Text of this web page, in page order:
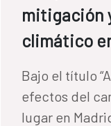
mitigación
climático
Bajo el título
efectos del
lugar en